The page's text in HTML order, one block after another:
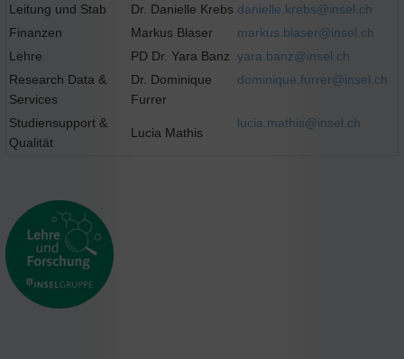
Leitung und Stab
Dr. Danielle Krebs danielle.krebs@insel.ch
Finanzen
Markus Blaser markus.blaser@insel.ch
Lehre
PD Dr. Yara Banz yara.banz@insel.ch
Research Data &
Services
Dr. Dominique
Furrer
dominique.furrer@insel.ch
Studiensupport &
Qualität
Lucia Mathis
lucia.mathis@insel.ch